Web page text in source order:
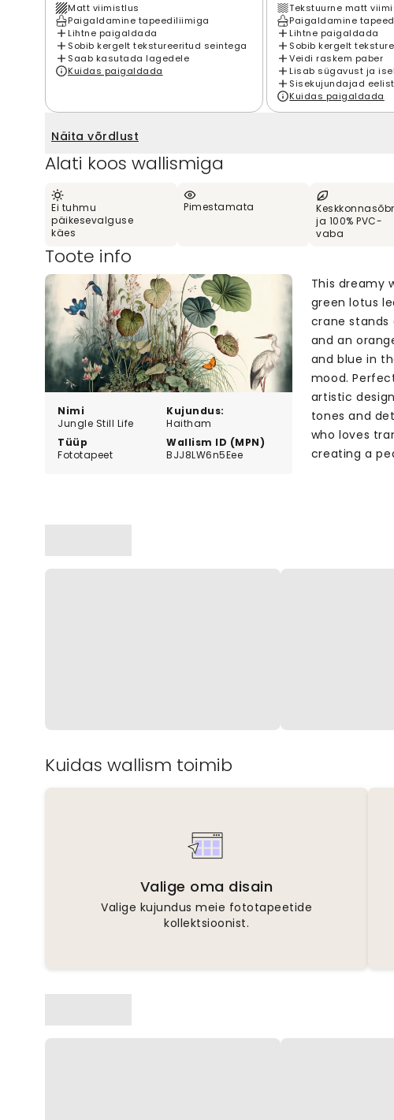
Matt viimistlus
Paigaldamine tapeediliimiga
Lihtne paigaldada
Sobib kergelt tekstureeritud seintega
Saab kasutada lagedele
Kuidas paigaldada
Tekstuurne matt
Paigaldamine
Lihtne paigaldada
Sobib kergelt
Veidi raskem paber
Lisab sügavust ja
Sisekujundajad
Kuidas paigaldada
Näita võrdlust
Alati koos wallismiga
Ei tuhmu
päikesevalguse
käes
Pimestamata
ja 100% PVC-
vaba
Toote info
Nimi
Jungle Still Life
Kujundus:
Haitham
Tüüp
Fototapeet
Wallism ID (MPN)
BJJ8LW6n5Eee
This dreamy
green lotus
crane stands
and an
and blue in
mood.
artistic
tones and
who loves
creating a
Kuidas wallism toimib
Valige oma disain
Valige kujundus meie fototapeetide
kollektsioonist.